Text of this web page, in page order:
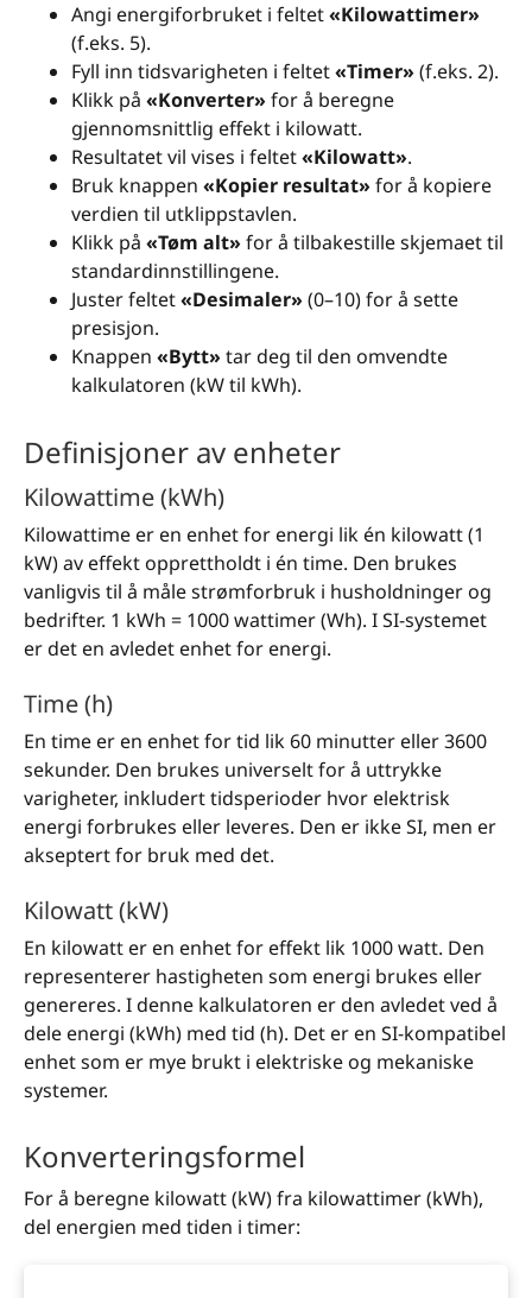
Angi energiforbruket i feltet«Kilowattimer»
(f.eks. 5).
Fyll inn tidsvarigheten i feltet«Timer»(f.eks. 2).
Klikk på «Konverter»for å beregne
gjennomsnittlig effekt i kilowatt.
Resultatet vil vises i feltet«Kilowatt».
Bruk knappen «Kopier resultat»for å kopiere
verdien til utklippstavlen.
Klikk på «Tøm alt»for å tilbakestille skjemaet til
standardinnstillingene.
Juster feltet«Desimaler»(0–10) for å sette
presisjon.
Knappen «Bytt»tar deg til den omvendte
kalkulatoren (kW til kWh).
Definisjoner av enheter
Kilowattime (kWh)
Kilowattime er en enhet for energi lik én kilowatt (1
kW) av effekt opprettholdt i én time. Den brukes
vanligvis til å måle strømforbruk i husholdninger og
bedrifter. 1 kWh = 1000 wattimer (Wh). I SI-systemet
er det en avledet enhet for energi.
Time (h)
En time er en enhet for tid lik 60 minutter eller 3600
sekunder. Den brukes universelt for å uttrykke
varigheter, inkludert tidsperioder hvor elektrisk
energi forbrukes eller leveres. Den er ikke SI, men er
akseptert for bruk med det.
Kilowatt (kW)
En kilowatt er en enhet for effekt lik 1000 watt. Den
representerer hastigheten som energi brukes eller
genereres. I denne kalkulatoren er den avledet ved å
dele energi (kWh) med tid (h). Det er en SI-kompatibel
enhet som er mye brukt i elektriske og mekaniske
systemer.
Konverteringsformel
For å beregne kilowatt (kW) fra kilowattimer (kWh),
del energien med tiden i timer: